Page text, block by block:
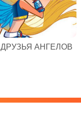
ДРУЗЬЯ АНГЕЛОВ